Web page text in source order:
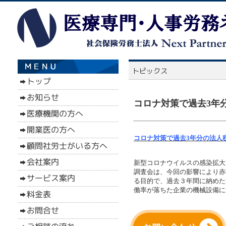
コロナ対策で過去3年
コロナ対策で過去3年分の法
新型コロナウイルスの感染拡
調査会は、今回の影響により
る目的で、過去３年間に納め
働率が落ちた企業の機械設備